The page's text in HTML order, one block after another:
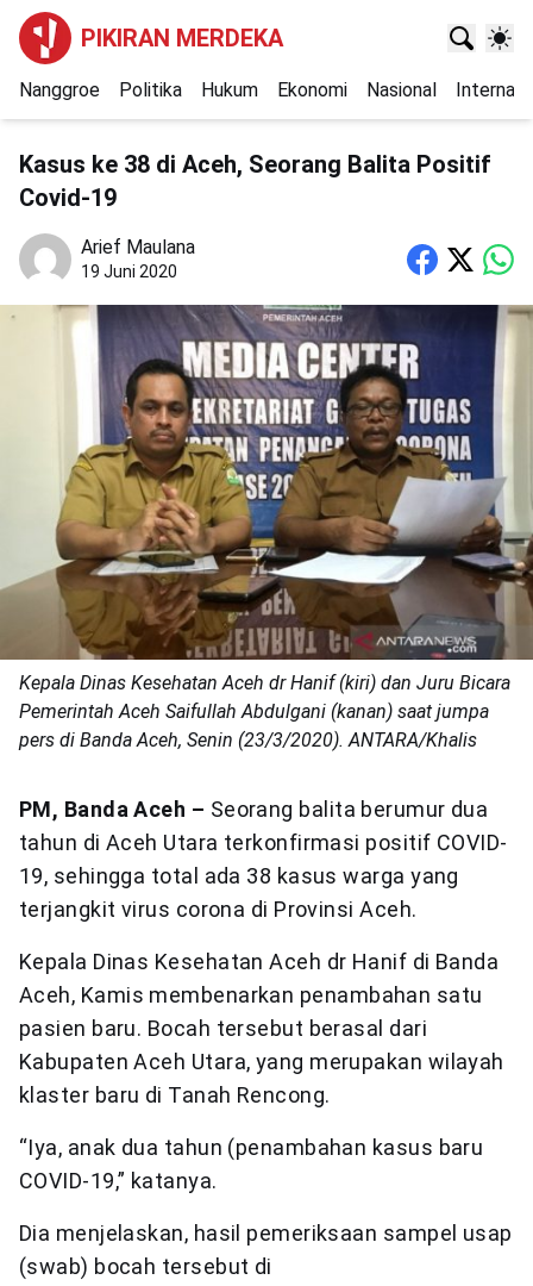
PIKIRAN MERDEKA
Nanggroe Politika Hukum Ekonomi Nasional
Kasus ke 38 di Aceh, Seorang Balita Positif
Covid-19
Arief Maulana
19 Juni 2020
Kepala Dinas Kesehatan Aceh dr Hanif (kiri) dan Juru Bicara
Pemerintah Aceh Saifullah Abdulgani (kanan) saat jumpa
pers di Banda Aceh, Senin (23/3/2020). ANTARA/Khalis
PM, Banda Aceh – Seorang balita berumur dua
tahun di Aceh Utara terkonfirmasi positif COVID-
19, sehingga total ada 38 kasus warga yang
terjangkit virus corona di Provinsi Aceh.
Kepala Dinas Kesehatan Aceh dr Hanif di Banda
Aceh, Kamis membenarkan penambahan satu
pasien baru. Bocah tersebut berasal dari
Kabupaten Aceh Utara, yang merupakan wilayah
klaster baru di Tanah Rencong.
“Iya, anak dua tahun (penambahan kasus baru
COVID-19,” katanya.
Dia menjelaskan, hasil pemeriksaan sampel usap
(swab) bocah tersebut di